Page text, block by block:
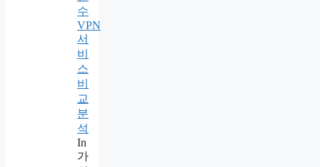
수
VPN
서
비
스
비
교
분
석
In
가